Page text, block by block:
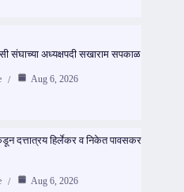
संघाच्या अध्यक्षपदी सखाराम सपकाळ
Aug 6, 2026
दत्तात्रय हिर्लेकर व निकेत पावसकर
Aug 6, 2026